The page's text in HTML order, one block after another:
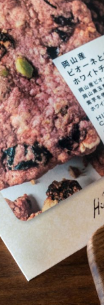
人・もの・こ
あの駅この駅
おのえき